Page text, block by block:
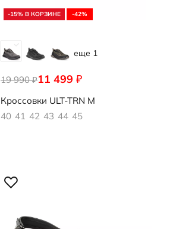
-15% В КОРЗИНЕ -42%
еще 1
11 499 ₽
19 990₽
824254/61549
Кроссовки ULT-TRN M
40 41 42 43 44 45